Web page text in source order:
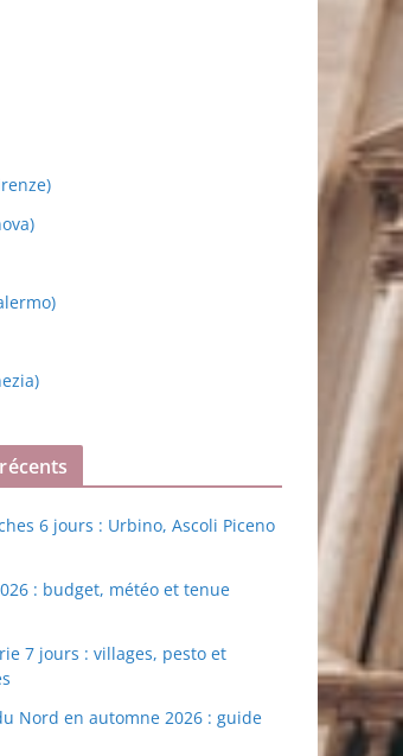
6 jours : Urbino, Ascoli Piceno
: budget, météo et tenue
7 jours : villages, pesto et
Nord en automne 2026 : guide